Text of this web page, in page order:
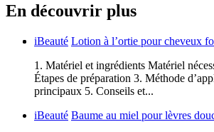
En découvrir plus
iBeauté Lotion à l’ortie pour cheveux
1. Matériel et ingrédients Matériel
Étapes de préparation 3. Méthode
principaux 5. Conseils et...
iBeauté Baume au miel pour lèvres